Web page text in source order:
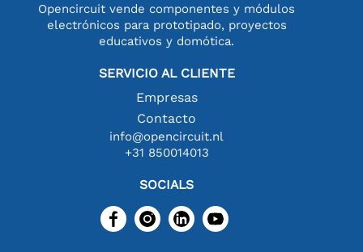
Opencircuit vende componentes y módulos
electrónicos para prototipado, proyectos
educativos y domótica.
SERVICIO AL CLIENTE
Empresas
Contacto
info@opencircuit.nl
+31 850014013
SOCIALS